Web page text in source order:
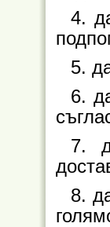
4.
5.
6.
7.
8.